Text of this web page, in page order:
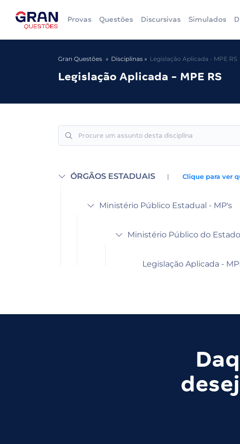
Provas Questões Discursivas Simulados
Gran Questões Disciplinas Legislação Aplicada - MPE RS
Legislação Aplicada - MPE RS
ÓRGÃOS ESTADUAIS | Clique para ver
Ministério Público Estadual - MP's
Ministério Público do
Legislação Aplicada -